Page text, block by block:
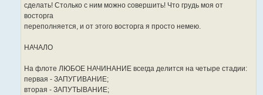
сделать! Столько с ним можно совершить! Что грудь моя от
восторга
переполняется, и от этого восторга я просто немею.
НАЧАЛО
На флоте ЛЮБОЕ НАЧИНАНИЕ всегда делится на четыре стадии:
первая - ЗАПУГИВАНИЕ;
вторая - ЗАПУТЫВАНИЕ;